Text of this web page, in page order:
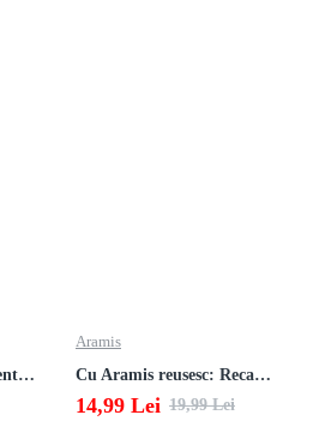
Cele 7 legi spirituale pentru parinti
Aramis
Cu Aramis reusesc: Recapitulare si evaluare - Clasa a 3-a (Matematica si Stiinte ale naturii)
14,99 Lei 19,99 Lei